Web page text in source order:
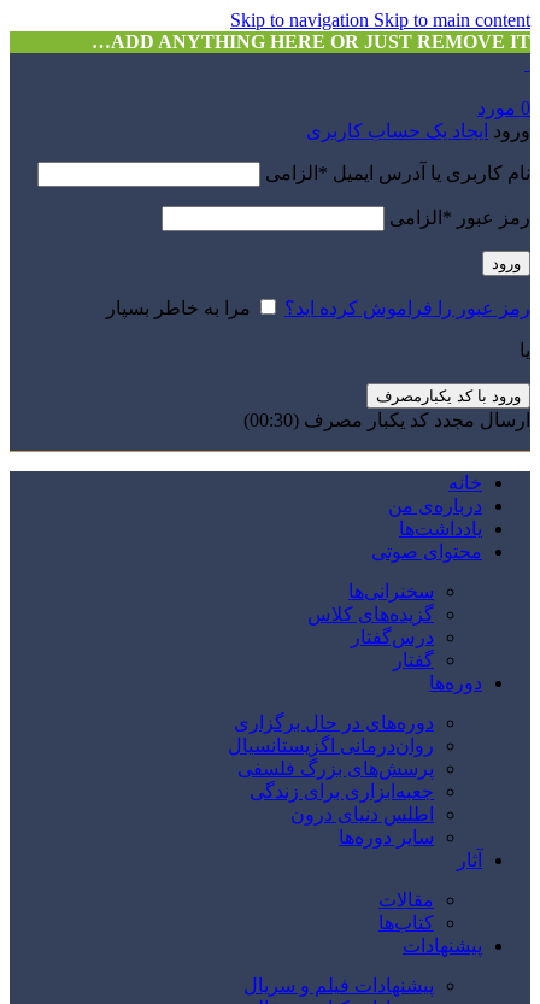
Skip to navigation Skip to main content
ADD ANYTHING HERE OR JUST REMOVE IT…
0 مورد
ورود ایجاد یک حساب کاربری
نام کاربری یا آدرس ایمیل * الزامی
رمز عبور * الزامی
ورود
رمز عبور را فراموش کرده اید؟ مرا به خاطر بسپار
یا
ورود با کد یکبارمصرف
ارسال مجدد کد یکبار مصرف (00:
30
)
خانه
درباره‌ی من
یادداشت‌ها
محتوای صوتی
سخنرانی‌ها
گزیده‌های کلاس
درس‌گفتار
گفتار
دوره‌ها
دوره‌های در حال برگزاری
روان‌درمانی اگزیستانسیال
پرسش‌های بزرگ فلسفی
جعبه‌ابزاری برای زندگی
اطلس دنیای درون
سایر دوره‌ها
آثار
مقالات
کتاب‌ها
پیشنهادات
پیشنهادات فیلم و سریال